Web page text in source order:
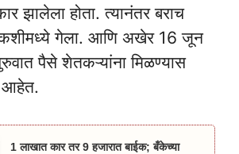
झालेला होता. त्यानंतर बराच
गेला. आणि अखेर 16 जून
पैसे शेतकऱ्यांना मिळण्यास
आहेत.
1 लाखात कार तर 9 हजारात बाईक; बँकेच्या